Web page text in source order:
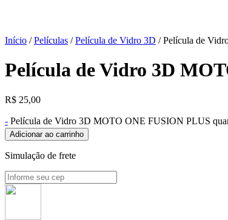
Início /Películas /Película de Vidro 3D / Película de
Película de Vidro 3D
R$ 25,00
- Película de Vidro 3D MOTO ONE FUSION PLUS
Adicionar ao carrinho
Simulação de frete